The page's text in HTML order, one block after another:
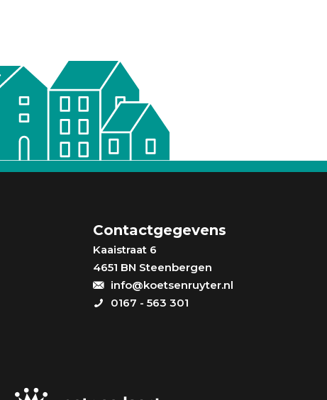
Contactgegevens
Kaaistraat 6
4651 BN Steenbergen
info@koetsenruyter.nl
0167 - 563 301